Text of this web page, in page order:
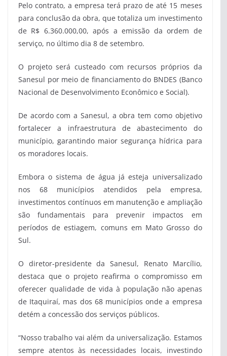
Pelo contrato, a empresa terá prazo de até 15 meses
para conclusão da obra, que totaliza um investimento
de R$ 6.360.000,00, após a emissão da ordem de
serviço, no último dia 8 de setembro.
O projeto será custeado com recursos próprios da
Sanesul por meio de financiamento do BNDES (Banco
Nacional de Desenvolvimento Econômico e Social).
De acordo com a Sanesul, a obra tem como objetivo
fortalecer a infraestrutura de abastecimento do
município, garantindo maior segurança hídrica para
os moradores locais.
Embora o sistema de água já esteja universalizado
nos 68 municípios atendidos pela empresa,
investimentos contínuos em manutenção e ampliação
são fundamentais para prevenir impactos em
períodos de estiagem, comuns em Mato Grosso do
Sul.
O diretor-presidente da Sanesul, Renato Marcílio,
destaca que o projeto reafirma o compromisso em
oferecer qualidade de vida à população não apenas
de Itaquiraí, mas dos 68 municípios onde a empresa
detém a concessão dos serviços públicos.
“Nosso trabalho vai além da universalização. Estamos
sempre atentos às necessidades locais, investindo